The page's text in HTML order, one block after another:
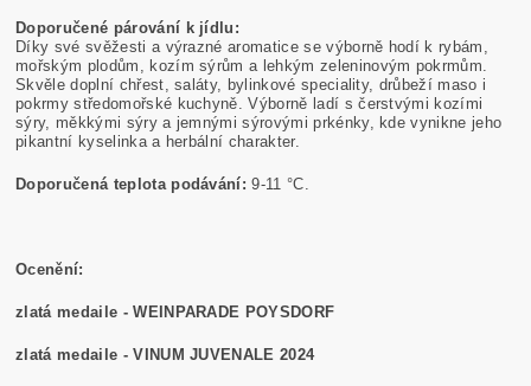
Doporučené párování k jídlu:
Díky své svěžesti a výrazné aromatice se výborně hodí k rybám,
mořským plodům, kozím sýrům a lehkým zeleninovým pokrmům.
Skvěle doplní chřest, saláty, bylinkové speciality, drůbeží maso i
pokrmy středomořské kuchyně. Výborně ladí s čerstvými kozími
sýry, měkkými sýry a jemnými sýrovými prkénky, kde vynikne jeho
pikantní kyselinka a herbální charakter.
Doporučená teplota podávání: 9-11 °C.
Ocenění:
zlatá medaile - WEINPARADE POYSDORF
zlatá medaile - VINUM JUVENALE 2024